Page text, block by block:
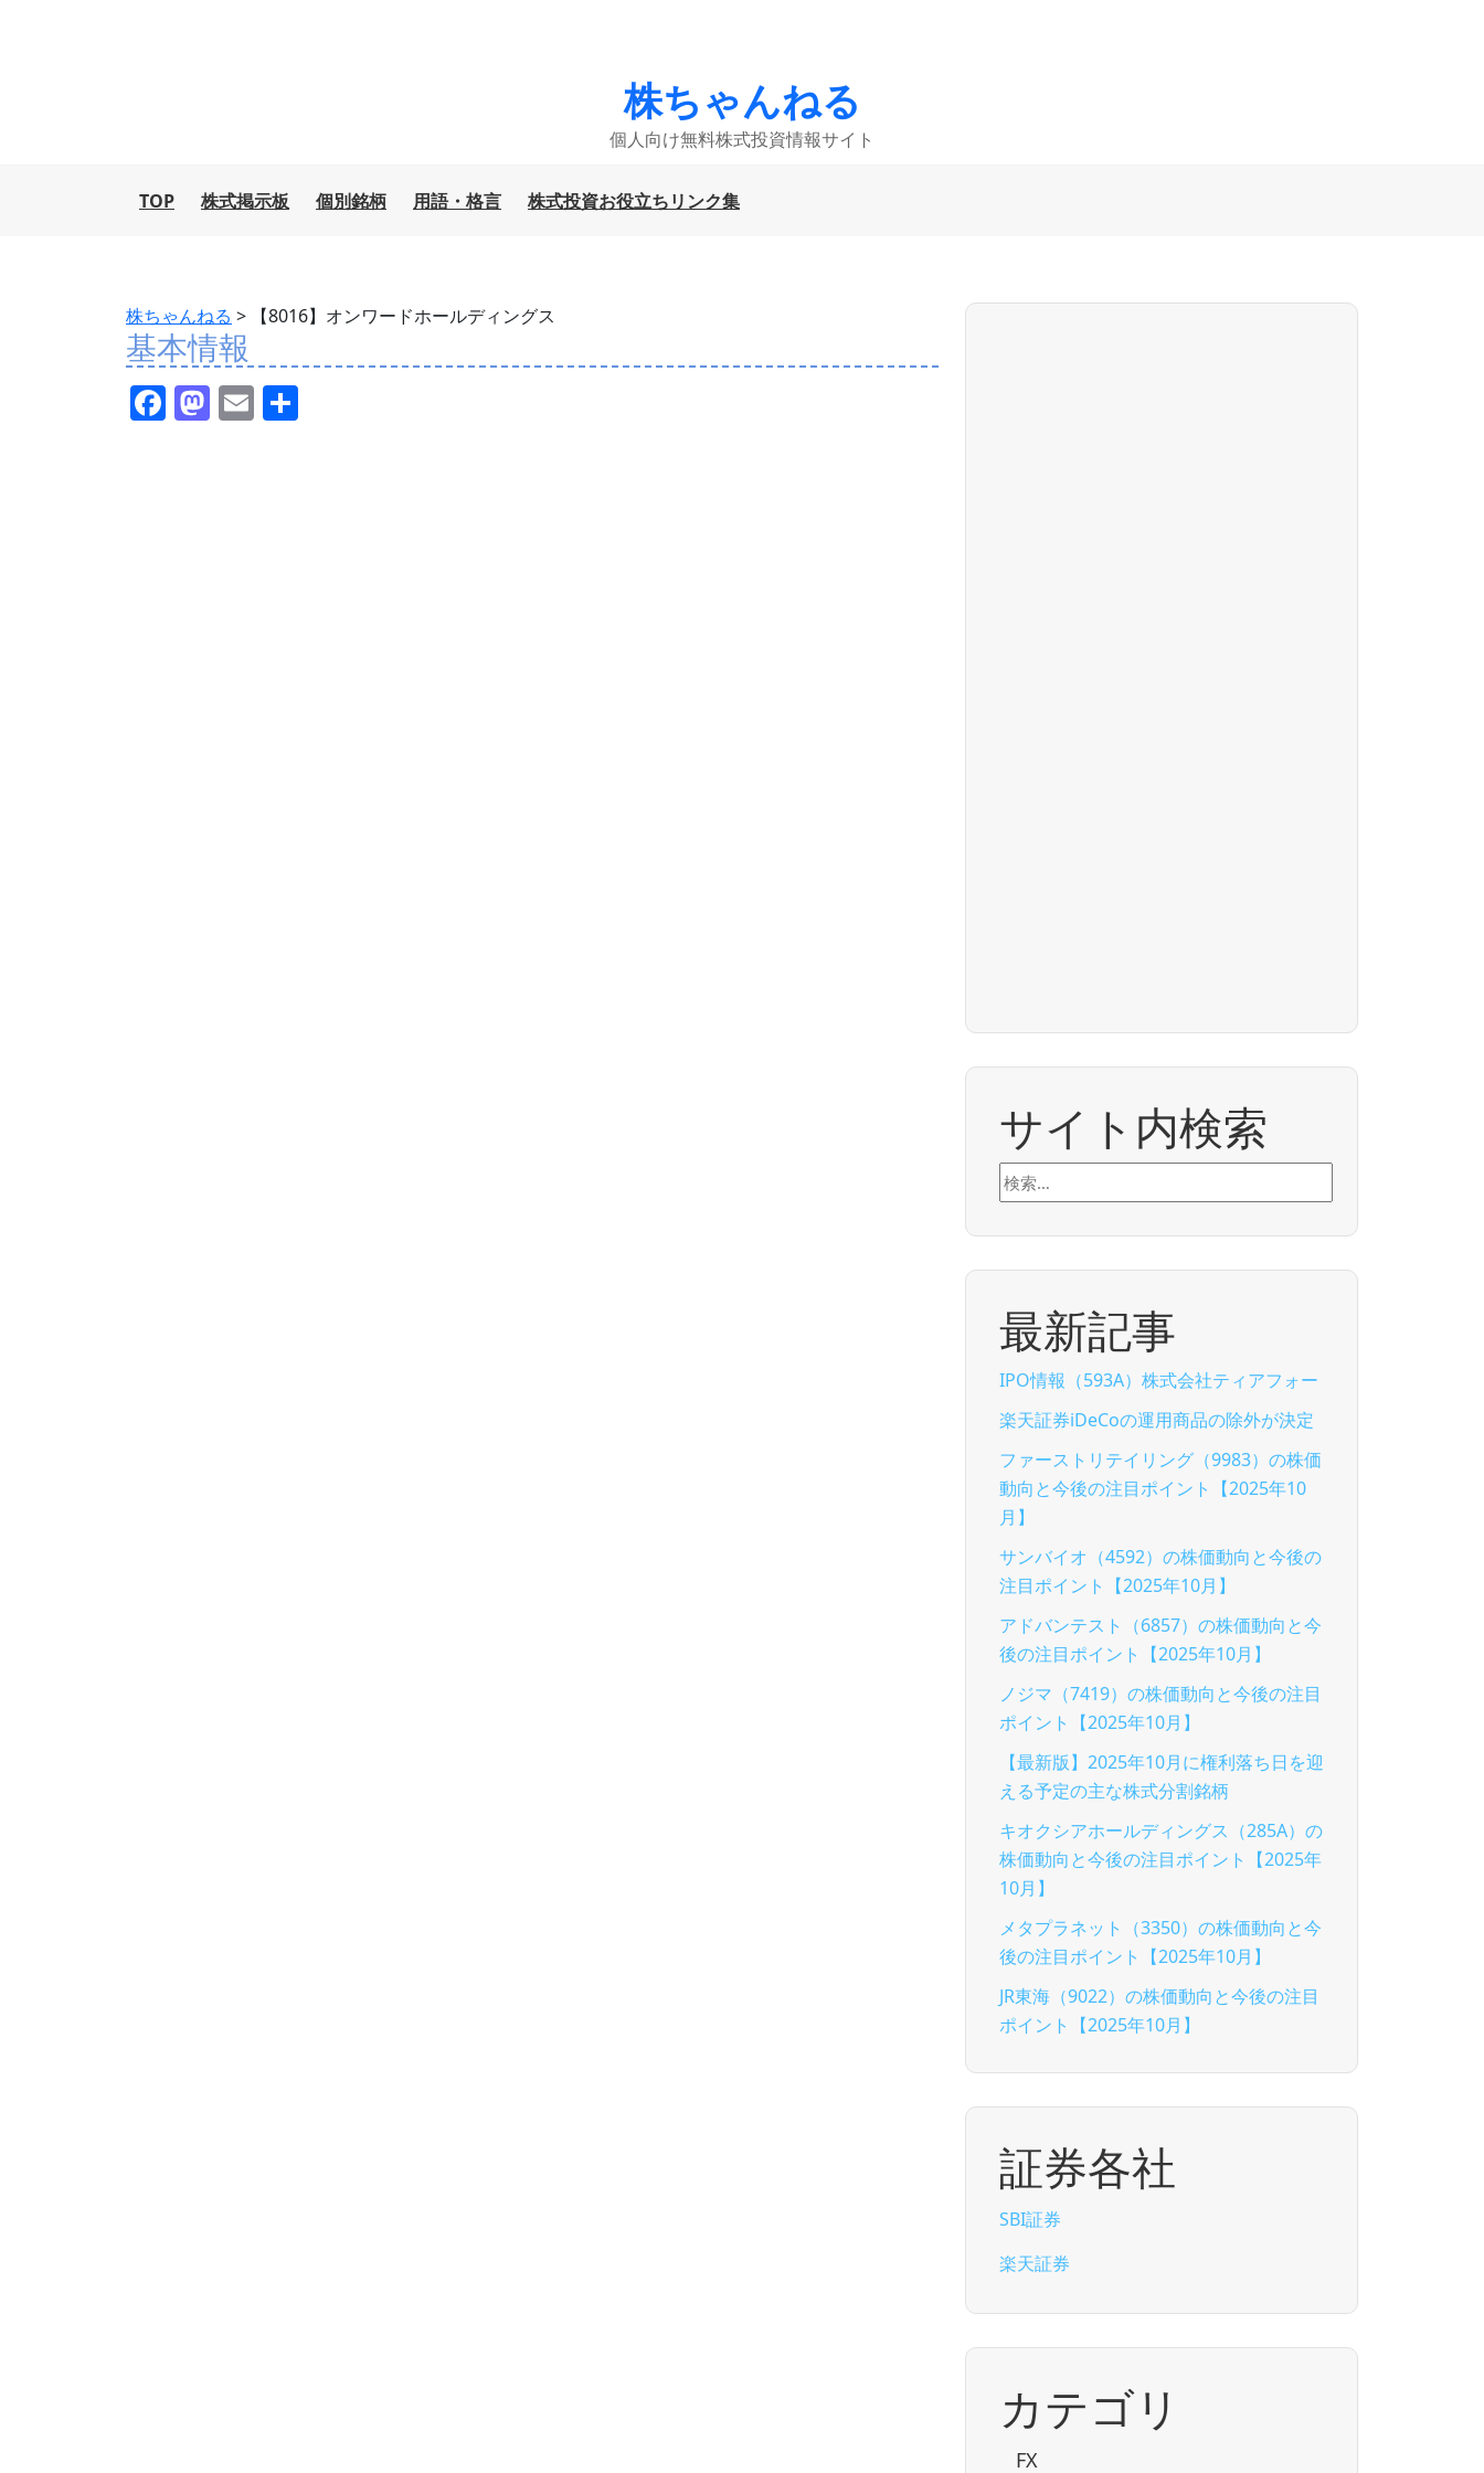
株ちゃんねる
個人向け無料株式投資情報サイト
TOP 株式掲示板 個別銘柄 用語・格言 株式投資お役立ちリンク集
株ちゃんねる > 【8016】オンワードホールディングス
基本情報
F M E
サイト内検索
検
索:
最新記事
IPO情報（593A）株式会社ティアフォー
楽天証券iDeCoの運用商品の除外が決定
ファーストリテイリング（9983）の株価
動向と今後の注目ポイント【2025年10
月】
サンバイオ（4592）の株価動向と今後の
注目ポイント【2025年10月】
アドバンテスト（6857）の株価動向と今
後の注目ポイント【2025年10月】
ノジマ（7419）の株価動向と今後の注目
ポイント【2025年10月】
【最新版】2025年10月に権利落ち日を迎
える予定の主な株式分割銘柄
キオクシアホールディングス（285A）の
株価動向と今後の注目ポイント【2025年
10月】
メタプラネット（3350）の株価動向と今
後の注目ポイント【2025年10月】
JR東海（9022）の株価動向と今後の注目
ポイント【2025年10月】
証券各社
SBI証券
楽天証券
カテゴリ
FX